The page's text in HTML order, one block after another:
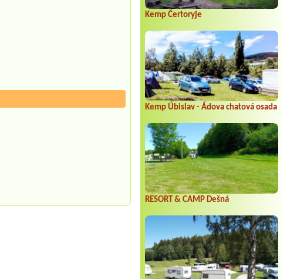
Kemp Čertoryje
Kemp Úbislav - Ádova chatová osada
RESORT & CAMP Dešná